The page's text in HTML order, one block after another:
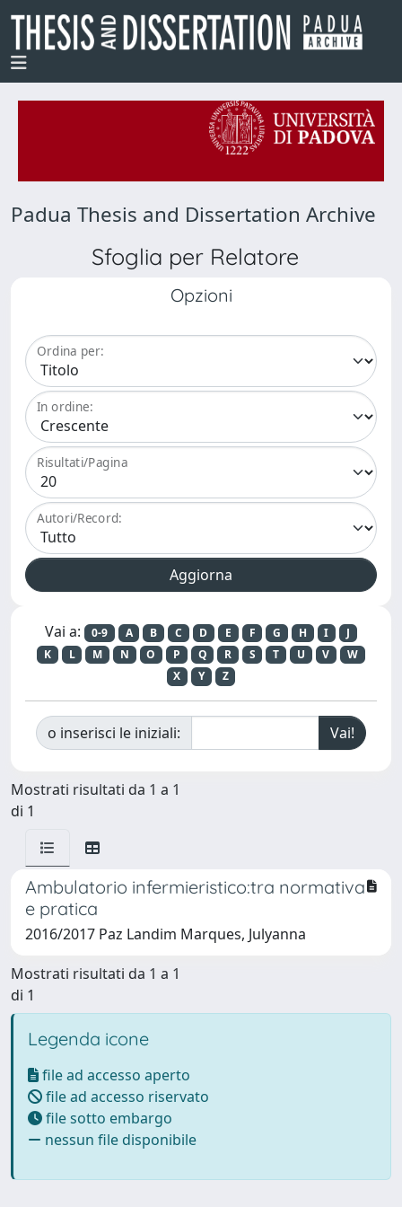
Padua Thesis and Dissertation Archive
Sfoglia per Relatore
Opzioni
Ordina per:
In ordine:
Risultati/Pagina
Autori/Record:
Vai a: 0-9 A B C D E F G H I
J
K
L M N O P Q R S T U V
W
X
Y Z
o inserisci le iniziali:
Mostrati risultati da 1 a 1
di 1
Ambulatorio infermieristico:tra normativa
e pratica
2016/2017 Paz Landim Marques, Julyanna
Mostrati risultati da 1 a 1
di 1
Legenda icone
file ad accesso aperto
file ad accesso riservato
file sotto embargo
nessun file disponibile